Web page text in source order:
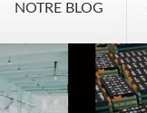
NOTRE BLOG